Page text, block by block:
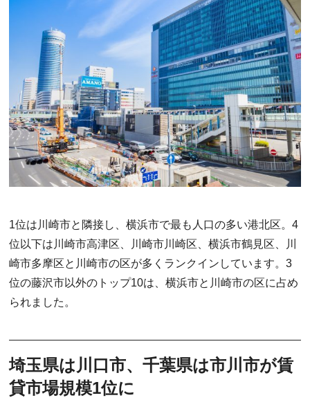
1位は川崎市と隣接し、横浜市で最も人口の多い港北区。4
位以下は川崎市高津区、川崎市川崎区、横浜市鶴見区、川
崎市多摩区と川崎市の区が多くランクインしています。3
位の藤沢市以外のトップ10は、横浜市と川崎市の区に占め
られました。
埼玉県は川口市、千葉県は市川市が賃
貸市場規模1位に